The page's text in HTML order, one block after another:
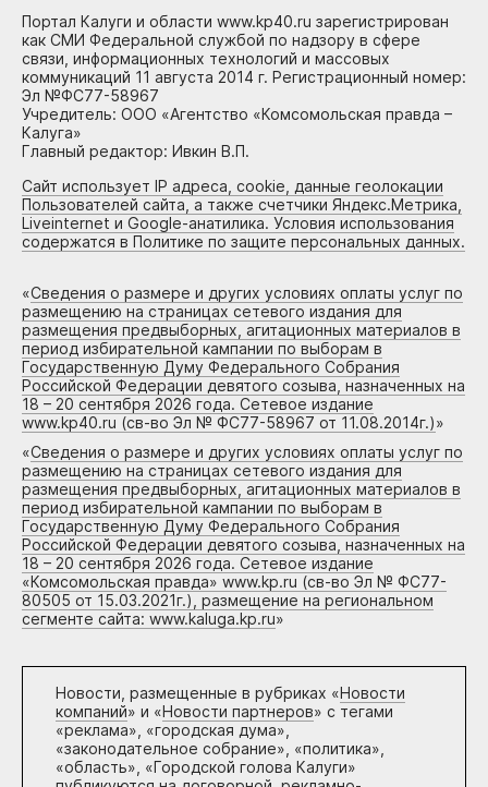
Портал Калуги и области www.kp40.ru зарегистрирован
как СМИ Федеральной службой по надзору в сфере
связи, информационных технологий и массовых
коммуникаций 11 августа 2014 г. Регистрационный номер:
Эл №ФС77-58967
Учредитель: ООО «Агентство «Комсомольская правда –
Калуга»
Главный редактор: Ивкин В.П.
Сайт использует IP адреса, cookie, данные геолокации
Пользователей сайта, а также счетчики Яндекс.Метрика,
Liveinternet и Google-анатилика. Условия использования
содержатся в Политике по защите персональных данных.
«Сведения о размере и других условиях оплаты услуг по
размещению на страницах сетевого издания для
размещения предвыборных, агитационных материалов в
период избирательной кампании по выборам в
Государственную Думу Федерального Собрания
Российской Федерации девятого созыва, назначенных на
18 – 20 сентября 2026 года. Сетевое издание
www.kp40.ru (св-во Эл № ФС77-58967 от 11.08.2014г.)»
«Сведения о размере и других условиях оплаты услуг по
размещению на страницах сетевого издания для
размещения предвыборных, агитационных материалов в
период избирательной кампании по выборам в
Государственную Думу Федерального Собрания
Российской Федерации девятого созыва, назначенных на
18 – 20 сентября 2026 года. Сетевое издание
«Комсомольская правда» www.kp.ru (св-во Эл № ФС77-
80505 от 15.03.2021г.), размещение на региональном
сегменте сайта: www.kaluga.kp.ru»
Новости, размещенные в рубриках «Новости
компаний» и «Новости партнеров» с тегами
«реклама», «городская дума»,
«законодательное собрание», «политика»,
«область», «Городской голова Калуги»